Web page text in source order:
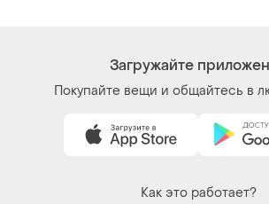
Загружайте
Покупайте вещи и общайтесь в
Как это работает?